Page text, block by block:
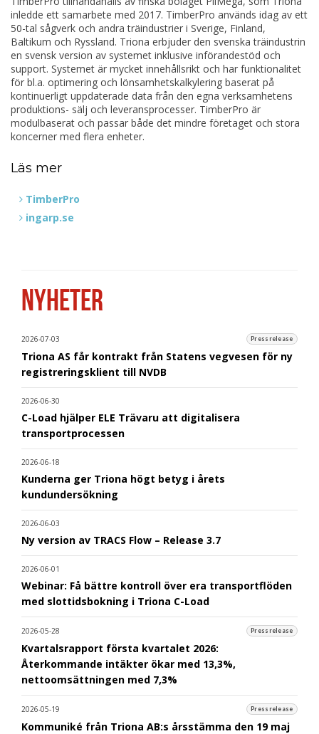
inledde ett samarbete med 2017. TimberPro används idag av ett
50-tal sågverk och andra träindustrier i Sverige, Finland,
Baltikum och Ryssland. Triona erbjuder den svenska träindustrin
en svensk version av systemet inklusive införandestöd och
support. Systemet är mycket innehållsrikt och har funktionalitet
för bl.a. optimering och lönsamhetskalkylering baserat på
kontinuerligt uppdaterade data från den egna verksamhetens
produktions- sälj och leveransprocesser. TimberPro är
modulbaserat och passar både det mindre företaget och stora
koncerner med flera enheter.
Läs mer
TimberPro
ingarp.se
NYHETER
2026-07-03 Pressrelease
Triona AS får kontrakt från Statens vegvesen för ny
registreringsklient till NVDB
2026-06-30
C-Load hjälper ELE Trävaru att digitalisera
transportprocessen
2026-06-18
Kunderna ger Triona högt betyg i årets
kundundersökning
2026-06-03
Ny version av TRACS Flow – Release 3.7
2026-06-01
Webinar: Få bättre kontroll över era transportflöden
med slottidsbokning i Triona C-Load
2026-05-28 Pressrelease
Kvartalsrapport första kvartalet 2026:
Återkommande intäkter ökar med 13,3%,
nettoomsättningen med 7,3%
2026-05-19 Pressrelease
Kommuniké från Triona AB:s årsstämma den 19 maj